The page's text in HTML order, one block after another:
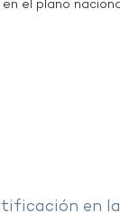
el plano
en